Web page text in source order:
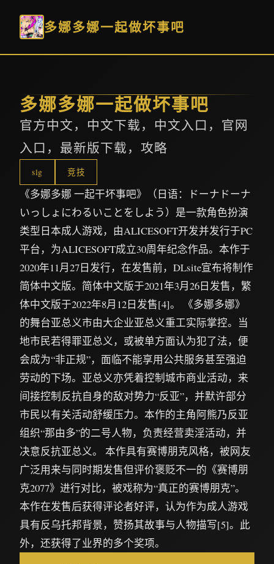
多娜多娜一起做坏事吧
多娜多娜一起做坏事吧
官方中文，中文下载，中文入口，官网
入口，最新版下载，攻略
slg 竞技
《多娜多娜 一起干坏事吧》（日语：ドーナドーナ
いっしょにわるいことをしよう）是一款角色扮演
类型日本成人游戏，由ALICESOFT开发并发行于PC
平台，为ALICESOFT成立30周年纪念作品。本作于
2020年11月27日发行，在发售前，DLsite宣布将制作
简体中文版。简体中文版于2021年3月26日发售，繁
体中文版于2022年8月12日发售[4]。 《多娜多娜》
的舞台亚总义市由大企业亚总义重工实际掌控。当
地市民若得罪亚总义，或被单方面认为犯了法，便
会成为“非正规”，面临不能享用公共服务甚至强迫
劳动的下场。亚总义亦凭着控制城市商业活动，来
间接控制反抗自身的敌对势力“反亚”，并默许部分
市民以有关活动舒缓压力。本作的主角阿熊乃反亚
组织“那由多”的二号人物，负责经营卖淫活动，并
决意反抗亚总义。 本作具有赛博朋克风格，被网友
广泛用来与同时期发售但评价褒贬不一的《赛博朋
克2077》进行对比，被戏称为“真正的赛博朋克”。
本作在发售后获得评论者好评，认为作为成人游戏
具有反乌托邦背景，赞扬其故事与人物描写[5]。此
外，还获得了业界的多个奖项。